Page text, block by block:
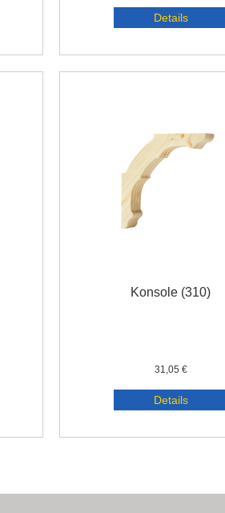
Details
Konsole (310)
31,05 €
Details